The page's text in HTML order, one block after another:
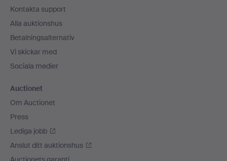
Kontakta support
Alla auktionshus
Betalningsalternativ
Vi skickar med
Sociala medier
Auctionet
Om Auctionet
Press
Lediga jobb
Anslut ditt auktionshus